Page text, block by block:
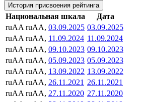
История присвоения рейтинга
Национальная шкала
Дата
ruAA ruAA, 03.09.2025 03.09.2025
ruAA ruAA, 11.09.2024 11.09.2024
ruAA ruAA, 09.10.2023 09.10.2023
ruAA ruAA, 05.09.2023 05.09.2023
ruAA ruAA, 13.09.2022 13.09.2022
ruAA ruAA, 26.11.2021 26.11.2021
ruAA ruAA, 27.11.2020 27.11.2020